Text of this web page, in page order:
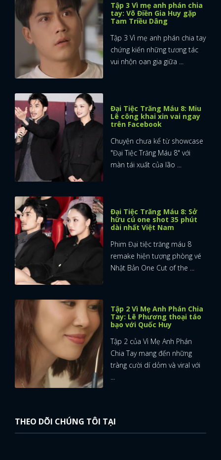
Tập 3 Vì mẹ anh phán chia
tay: Võ Điền Gia Huy gặp
Tam Triều Dâng
Tập 3 Vì mẹ anh phán chia tay
chứng kiến những tương tác
vui nhộn oan gia giữa ...
Đại Tiệc Trăng Máu 8: Miu
Lê công khai xin vai ngay
trên Facebook
Chuyện chưa kể từ showcase
"Đại Tiệc Trăng Máu 8" với
màn tái xuất của lão ...
Đại Tiệc Trăng Máu 8: Sở
hữu cú one shot 35 phút
dài nhất Việt Nam
Phim Đại tiệc trăng máu 8
remake hiện tượng phòng vé
Nhật Bản One Cut of the ...
Tập 2 Vì Mẹ Anh Phán Chia
Tay: Lê Phương thoại táo
bạo với Quốc Huy
Tập 2 của Vì Mẹ Anh Phán
Chia Tay mang đến những
tràng cười dí dỏm và viral với
...
THEO DÕI CHÚNG TÔI TẠI